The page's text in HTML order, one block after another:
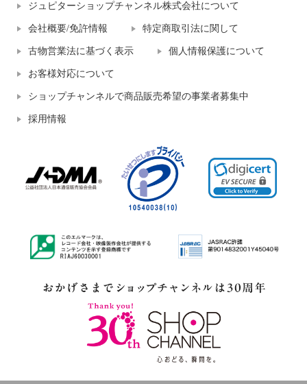
ジュピターショップチャンネル株式会社について
会社概要/免許情報 特定商取引法に関して
古物営業法に基づく表示 個人情報保護について
お客様対応について
ショップチャンネルで商品販売希望の事業者募集中
採用情報